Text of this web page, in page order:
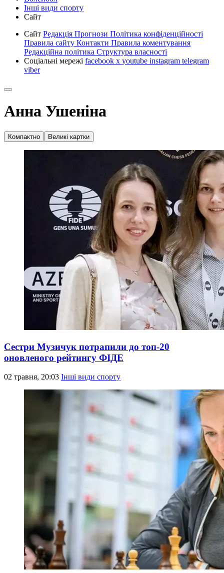
Інші види спорту
Сайт
Сайт Редакція Прогнози Політика конфіденційності
Правила сайту Контакти Правила коментування
Редакційна політика Структура власності
Соціальні мережі facebook x youtube instagram telegram
viber
Анна Ушеніна
Компактно Великі картки
Сестри Музичук потрапили до топ-20
оновленого рейтингу ФІДЕ
02 травня, 20:03 Інші види спорту